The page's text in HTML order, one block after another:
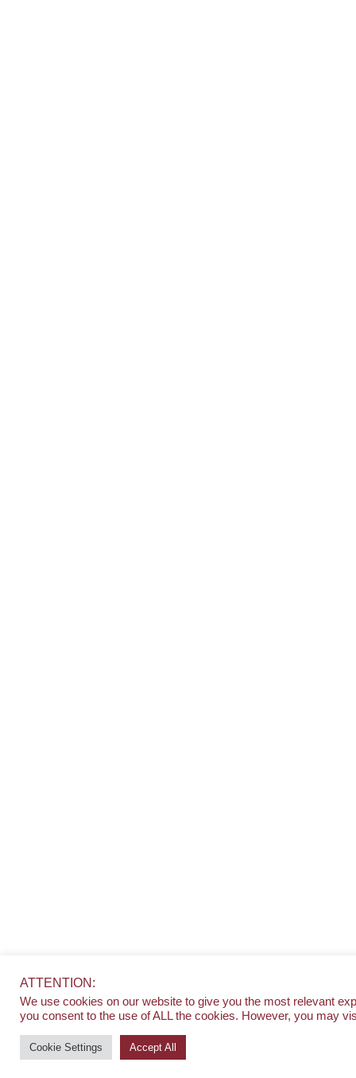
ATTENTION:
We use cookies on our website to give you the most relevant
you consent to the use of ALL the cookies. However, you may
Cookie Settings Accept All